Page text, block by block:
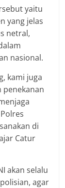
yaitu
yang jelas
netral,
nasional.
kami juga
penekanan
di
Catur
akan selalu
agar